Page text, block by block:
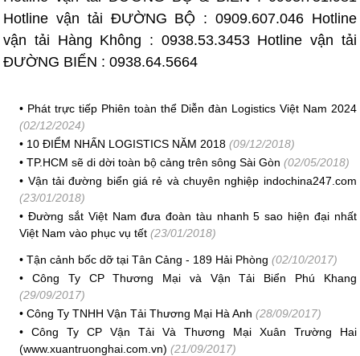
Hotline vận tải ĐƯỜNG BỘ : 0909.607.046 Hotline
vận tải Hàng Không : 0938.53.3453 Hotline vận tải
ĐƯỜNG BIỂN : 0938.64.5664
• Phát trực tiếp Phiên toàn thể Diễn đàn Logistics Việt Nam 2024
(02/12/2024)
• 10 ĐIỂM NHẤN LOGISTICS NĂM 2018 (09/12/2018)
•TP.HCM sẽ di dời toàn bộ cảng trên sông Sài Gòn (02/05/2018)
• Vận tải đường biển giá rẻ và chuyên nghiệp indochina247.com
(23/01/2018)
•Đường sắt Việt Nam đưa đoàn tàu nhanh 5 sao hiện đại nhất
Việt Nam vào phục vụ tết (23/01/2018)
•Tận cảnh bốc dỡ tại Tân Cảng - 189 Hải Phòng(02/10/2017)
•Công Ty CP Thương Mại và Vận Tải Biển Phú Khang
(29/09/2017)
•Công Ty TNHH Vận Tải Thương Mại Hà Anh (28/09/2017)
•Công Ty CP Vận Tải Và Thương Mại Xuân Trường Hai
(www.xuantruonghai.com.vn) (21/09/2017)